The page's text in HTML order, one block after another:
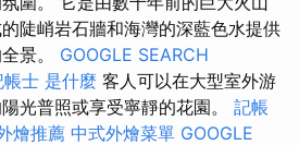
陡峭岩石牆和海灣的深藍色水提供
景。 GOOGLE SEARCH
帳士 是什麼 客人可以在大型室外游
光普照或享受寧靜的花園。 記帳
燴推薦 中式外燴菜單 GOOGLE